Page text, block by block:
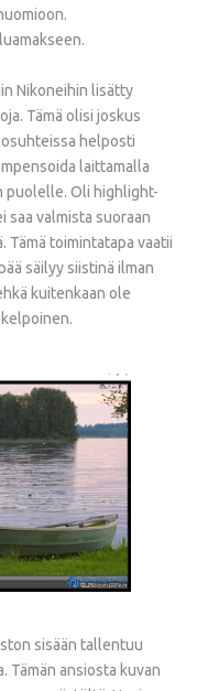
Nikoneihin lisätty
Tämä olisi joskus
helposti
laittamalla
puolelle. Oli highlight-
saa valmista suoraan
Tämä toimintatapa vaatii
säilyy siistinä ilman
kuitenkaan ole
sisään tallentuu
Tämän ansiosta kuvan